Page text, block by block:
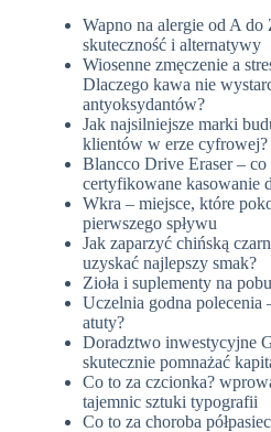
Wapno na alergie od A do
skuteczność i alternatywy
Wiosenne zmęczenie a
Dlaczego kawa nie
antyoksydantów?
Jak najsilniejsze marki
klientów w erze cyfrowej?
Blancco Drive Eraser –
certyfikowane kasowanie
Wkra – miejsce, które
pierwszego spływu
Jak zaparzyć chińską
uzyskać najlepszy smak?
Zioła i suplementy na
Uczelnia godna polecenia
atuty?
Doradztwo inwestycyjne
skutecznie pomnażać
Co to za czcionka?
tajemnic sztuki typografii
Co to za choroba